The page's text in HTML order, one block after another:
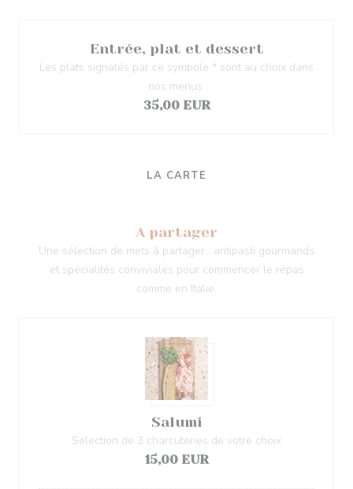
Entrée, plat et dessert
Les plats signalés par ce symbole * sont au choix dans
nos menus.
35,00 EUR
LA CARTE
A partager
Une sélection de mets à partager : antipasti gourmands
et spécialités conviviales pour commencer le repas
comme en Italie.
Salumi
Sélection de 3 charcuteries de votre choix
15,00 EUR